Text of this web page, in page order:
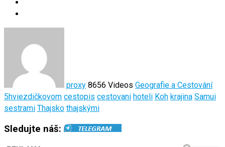
proxy 8656 Videos Geografie a Cestování
5hviezdičkovom cestopis cestovani hoteli Koh krajina Samui
sestrami Thajsko thajskými
Sledujte náš: